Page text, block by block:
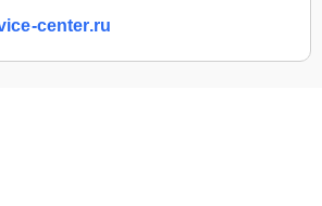
center.ru